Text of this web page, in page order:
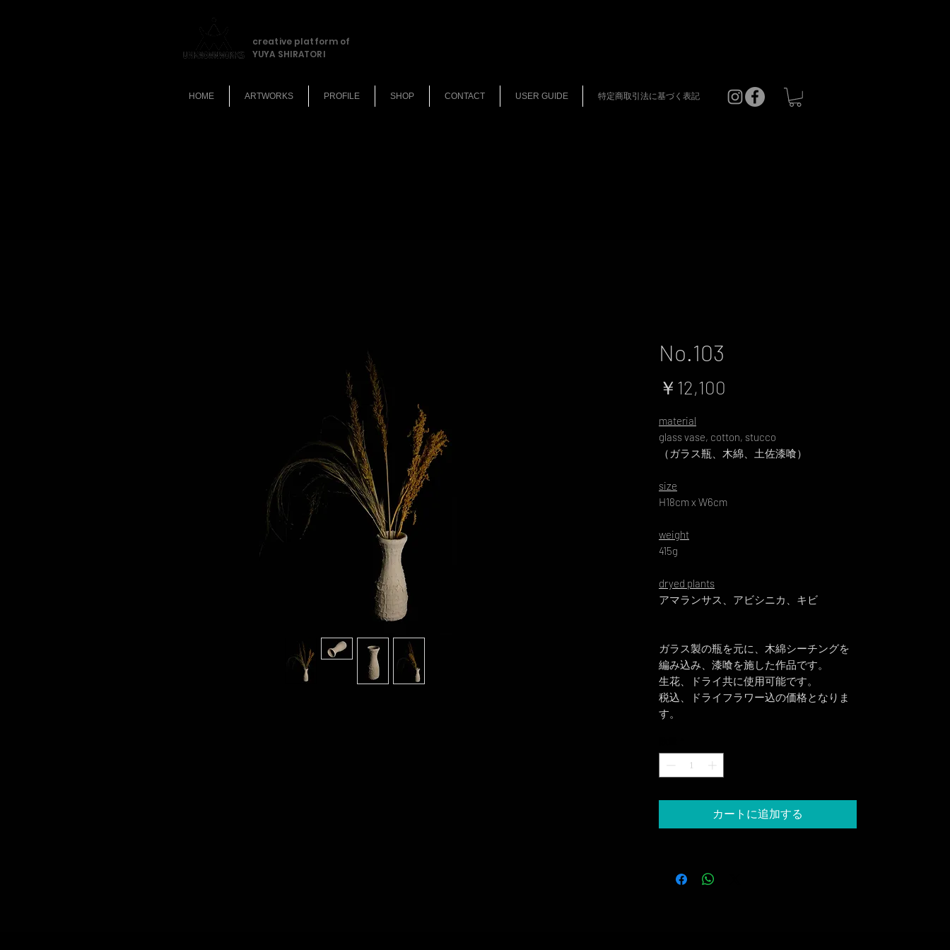
creative platform of
YUYA SHIRATORI
HOME ARTWORKS PROFILE SHOP CONTACT USER GUIDE 特定商取引法に基づく表記
No.103
￥12,100
material
glass vase, cotton, stucco
（ガラス瓶、木綿、土佐漆喰）
size
H18cm x W6cm
weight
415g
dryed plants
アマランサス、アビシニカ、キビ
ガラス製の瓶を元に、木綿シーチングを
編み込み、漆喰を施した作品です。
生花、ドライ共に使用可能です。
税込、ドライフラワー込の価格となりま
す。
カートに追加する